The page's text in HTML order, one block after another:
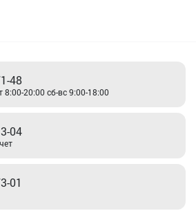
48
8:00-20:00 сб-вс 9:00-18:00
04
01